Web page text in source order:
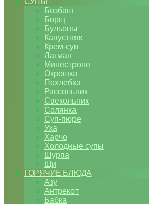
Бозбаш
Борщ
Бульоны
Капустняк
Крем-суп
Лагман
Минестроне
Окрошка
Похлебка
Рассольник
Свекольник
Солянка
Суп-пюре
Уха
Харчо
Холодные супы
Шурпа
Щи
ГОРЯЧИЕ БЛЮДА
Азу
Антрекот
Бабка